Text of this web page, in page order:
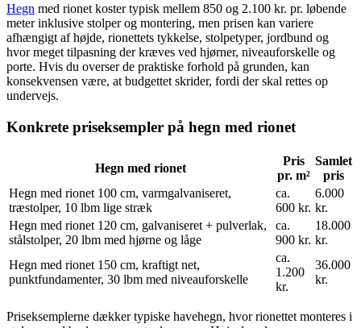
Hegn med rionet koster typisk mellem 850 og 2.100 kr. pr. løbende
meter inklusive stolper og montering, men prisen kan variere
afhængigt af højde, rionettets tykkelse, stolpetyper, jordbund og
hvor meget tilpasning der kræves ved hjørner, niveauforskelle og
porte. Hvis du overser de praktiske forhold på grunden, kan
konsekvensen være, at budgettet skrider, fordi der skal rettes op
undervejs.
Konkrete priseksempler på hegn med rionet
Hegn med rionet
Pris
pr. m²
Samlet
pris
Hegn med rionet 100 cm, varmgalvaniseret,
træstolper, 10 lbm lige stræk
ca.
600 kr.
6.000
kr.
Hegn med rionet 120 cm, galvaniseret + pulverlak,
stålstolper, 20 lbm med hjørne og låge
ca.
900 kr.
18.000
kr.
Hegn med rionet 150 cm, kraftigt net,
punktfundamenter, 30 lbm med niveauforskelle
ca.
1.200
kr.
36.000
kr.
Priseksemplerne dækker typiske havehegn, hvor rionettet monteres i